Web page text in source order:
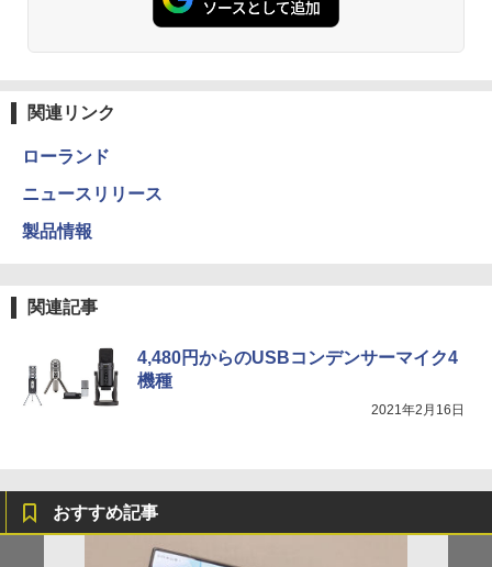
関連リンク
ローランド
ニュースリリース
製品情報
関連記事
4,480円からのUSBコンデンサーマイク4
機種
2021年2月16日
おすすめ記事